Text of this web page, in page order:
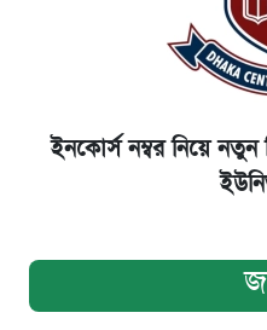
ইনকোর্স নম্বর নিয়ে নতুন